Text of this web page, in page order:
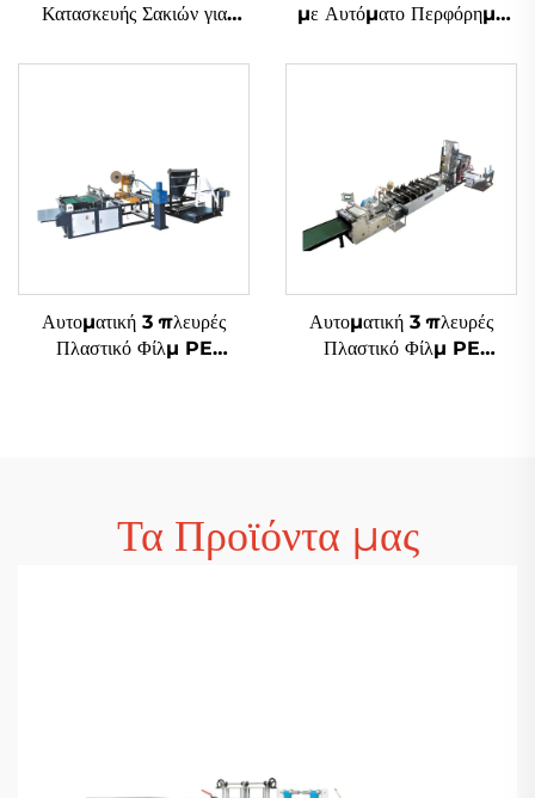
Κατασκευής Σακιών για
Διπλές Γραμμές και
με Αυτόματο Περφόρημα
Αυτοματική 3 πλευρές
Πλαστικό Φίλμ PE
Αυτοματική 3 πλευρές
Πλαστικό Φίλμ PE
Τα Προϊόντα μας